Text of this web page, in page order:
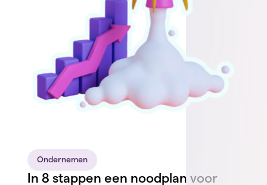
Ondernemen
In 8 stappen een noodplan voor